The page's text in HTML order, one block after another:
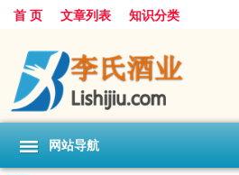
首 页 文章列表 知识分类
网站导航